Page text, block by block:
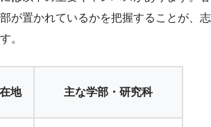
が置かれているかを把握することが、志
。
地 主な学部・研究科